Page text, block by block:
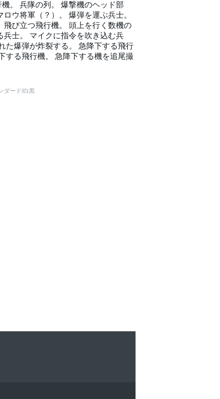
。 兵隊の列。 爆撃機のヘッド部
ウ将軍（？）。 爆弾を運ぶ兵士。
飛び立つ飛行機。 頭上を行く数機の
兵士。 マイクに指令を吹き込む兵
た爆弾が炸裂する。 急降下する飛行
する飛行機。 急降下する機を追尾撮
ダード/白黒